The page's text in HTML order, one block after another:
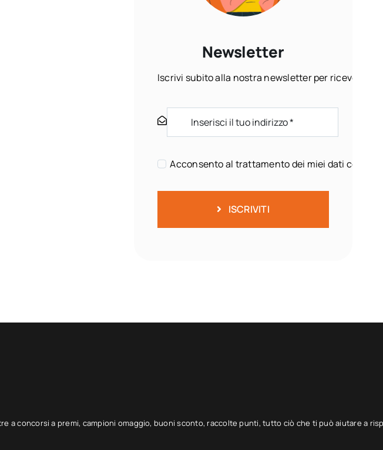
Newsletter
Iscrivi subito alla nostra newsletter per ricevere
Acconsento al trattamento dei miei dati come
ISCRIVITI
concorsi a premi, campioni omaggio, buoni sconto, raccolte punti, tutto ciò che ti può aiutare a